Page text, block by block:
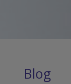
Blog